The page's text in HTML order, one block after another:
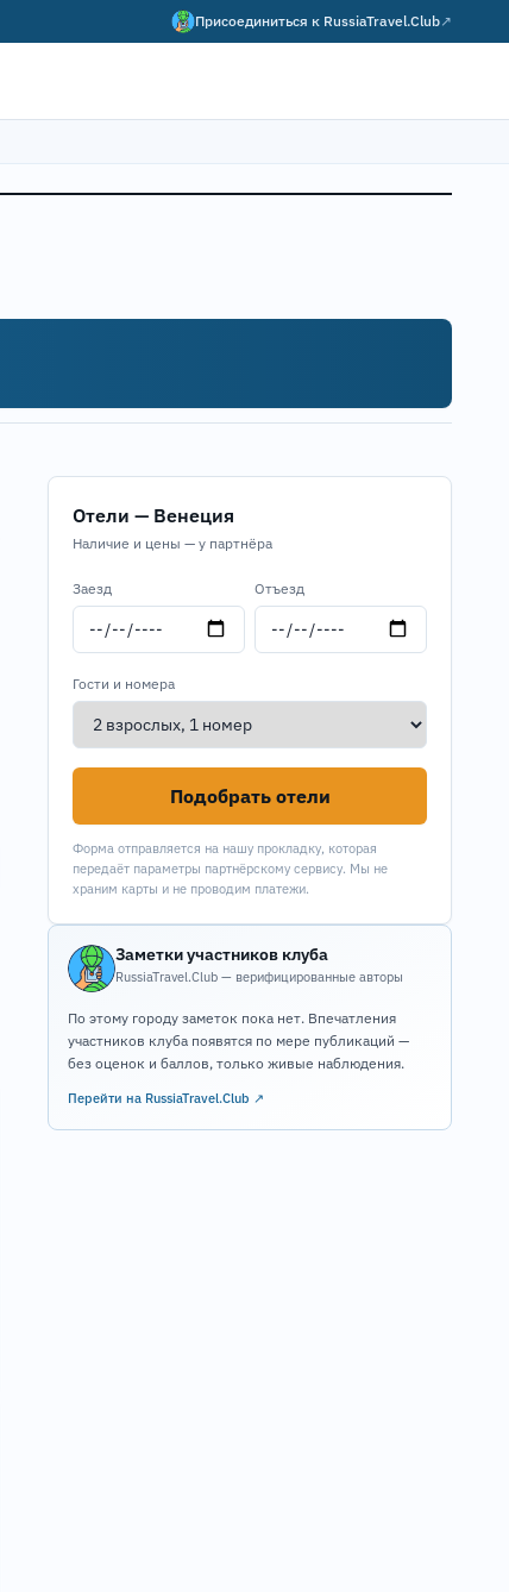
Присоединиться к RussiaTravel.Club↗
Отели — Венеция
Наличие и цены — у партнёра
Заезд Отъезд
Гости и номера
Подобрать отели
Форма отправляется на нашу прокладку, которая
передаёт параметры партнёрскому сервису. Мы не
храним карты и не проводим платежи.
Заметки участников клуба
RussiaTravel.Club — верифицированные авторы
По этому городу заметок пока нет. Впечатления
участников клуба появятся по мере публикаций —
без оценок и баллов, только живые наблюдения.
Перейти на RussiaTravel.Club ↗